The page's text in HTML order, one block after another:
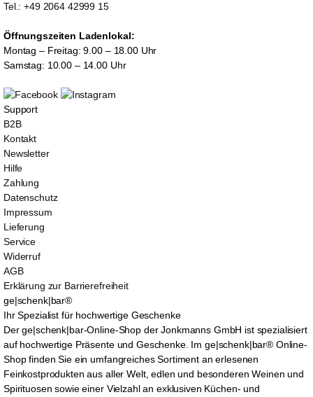
Tel.: +49 2064 42999 15
Öffnungszeiten Ladenlokal:
Montag – Freitag: 9.00 – 18.00 Uhr
Samstag: 10.00 – 14.00 Uhr
Support
B2B
Kontakt
Newsletter
Hilfe
Zahlung
Datenschutz
Impressum
Lieferung
Service
Widerruf
AGB
Erklärung zur Barrierefreiheit
ge|schenk|bar®
Ihr Spezialist für hochwertige Geschenke
Der ge|schenk|bar-Online-Shop der Jonkmanns GmbH ist spezialisiert
auf hochwertige Präsente und Geschenke. Im ge|schenk|bar® Online-
Shop finden Sie ein umfangreiches Sortiment an erlesenen
Feinkostprodukten aus aller Welt, edlen und besonderen Weinen und
Spirituosen sowie einer Vielzahl an exklusiven Küchen- und